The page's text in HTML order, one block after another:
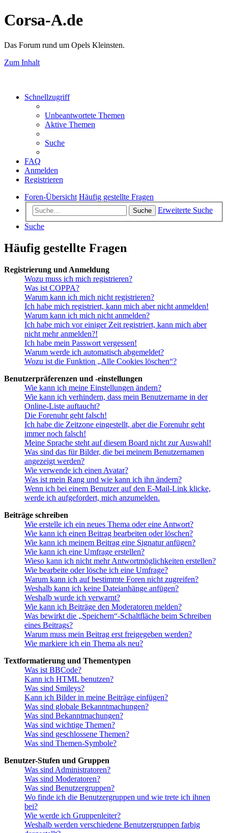
Corsa-A.de
Das Forum rund um Opels Kleinsten.
Zum Inhalt
Schnellzugriff
Unbeantwortete Themen
Aktive Themen
Suche
FAQ
Anmelden
Registrieren
Foren-Übersicht Häufig gestellte Fragen
Suche
Erweiterte Suche
Suche
Häufig gestellte Fragen
Registrierung und Anmeldung
Wozu muss ich mich registrieren?
Was ist COPPA?
Warum kann ich mich nicht registrieren?
Ich habe mich registriert, kann mich aber nicht anmelden!
Warum kann ich mich nicht anmelden?
Ich habe mich vor einiger Zeit registriert, kann mich aber
nicht mehr anmelden?!
Ich habe mein Passwort vergessen!
Warum werde ich automatisch abgemeldet?
Wozu ist die Funktion „Alle Cookies löschen“?
Benutzerpräferenzen und -einstellungen
Wie kann ich meine Einstellungen ändern?
Wie kann ich verhindern, dass mein Benutzername in der
Online-Liste auftaucht?
Die Forenuhr geht falsch!
Ich habe die Zeitzone eingestellt, aber die Forenuhr geht
immer noch falsch!
Meine Sprache steht auf diesem Board nicht zur Auswahl!
Was sind das für Bilder, die bei meinem Benutzernamen
angezeigt werden?
Wie verwende ich einen Avatar?
Was ist mein Rang und wie kann ich ihn ändern?
Wenn ich bei einem Benutzer auf den E-Mail-Link klicke,
werde ich aufgefordert, mich anzumelden.
Beiträge schreiben
Wie erstelle ich ein neues Thema oder eine Antwort?
Wie kann ich einen Beitrag bearbeiten oder löschen?
Wie kann ich meinem Beitrag eine Signatur anfügen?
Wie kann ich eine Umfrage erstellen?
Wieso kann ich nicht mehr Antwortmöglichkeiten erstellen?
Wie bearbeite oder lösche ich eine Umfrage?
Warum kann ich auf bestimmte Foren nicht zugreifen?
Weshalb kann ich keine Dateianhänge anfügen?
Weshalb wurde ich verwarnt?
Wie kann ich Beiträge den Moderatoren melden?
Was bewirkt die „Speichern“-Schaltfläche beim Schreiben
eines Beitrags?
Warum muss mein Beitrag erst freigegeben werden?
Wie markiere ich ein Thema als neu?
Textformatierung und Thementypen
Was ist BBCode?
Kann ich HTML benutzen?
Was sind Smileys?
Kann ich Bilder in meine Beiträge einfügen?
Was sind globale Bekanntmachungen?
Was sind Bekanntmachungen?
Was sind wichtige Themen?
Was sind geschlossene Themen?
Was sind Themen-Symbole?
Benutzer-Stufen und Gruppen
Was sind Administratoren?
Was sind Moderatoren?
Was sind Benutzergruppen?
Wo finde ich die Benutzergruppen und wie trete ich ihnen
bei?
Wie werde ich Gruppenleiter?
Weshalb werden verschiedene Benutzergruppen farbig